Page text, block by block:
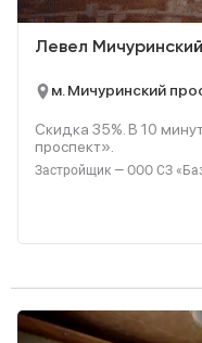
Левел Мичуринский
м. Мичуринский
Скидка 35%. В 10
проспект».